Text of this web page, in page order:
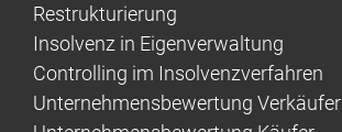
Restrukturierung
Insolvenz in Eigenverwaltung
Controlling im Insolvenzverfahren
Unternehmensbewertung Verkäufer